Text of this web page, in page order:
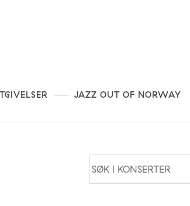
JAZZ OUT OF NORWAY